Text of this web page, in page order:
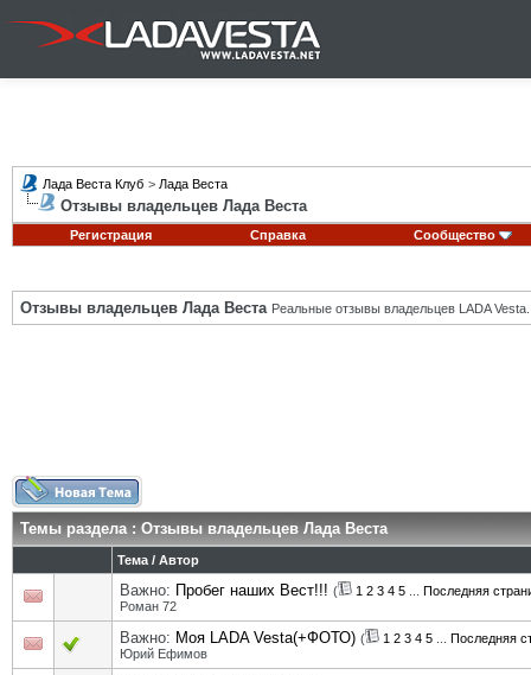
Лада Веста Клуб > Лада Веста
Отзывы владельцев Лада Веста
Регистрация Справка Сообщество
Отзывы владельцев Лада Веста Реальные отзывы владельцев LADA Vesta.
Темы раздела: Отзывы владельцев Лада Веста
Тема / Автор
Важно: Пробег наших Вест!!! ( 1 2 3 4 5
Последняя
Роман 72
Важно: Моя LADA Vesta(+ФОТО) ( 1 2 3 4 5
Последняя
Юрий Ефимов